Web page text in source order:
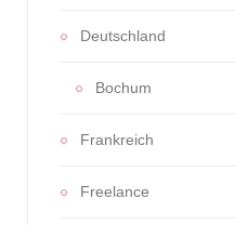
Deutschland
Bochum
Frankreich
Freelance